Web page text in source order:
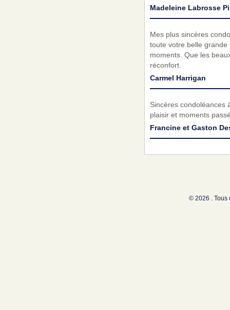
Madeleine Labrosse
Mes plus sincères
toute votre belle
moments. Que les
réconfort.
Carmel Harrigan
Sincères condoléances
plaisir et moments
Francine et Gaston
© 2026 . Tous